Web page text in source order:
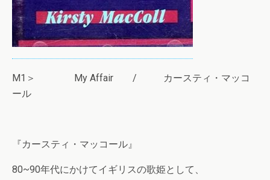
M1＞ My Affair / カースティ・マッコ
ール
『カースティ・マッコール』
80~90年代にかけてイギリスの歌姫として、